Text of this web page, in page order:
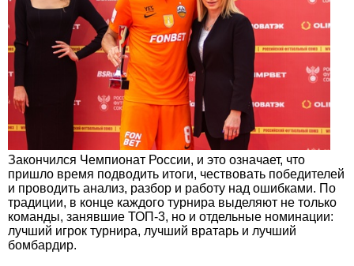
Закончился Чемпионат России, и это означает, что
пришло время подводить итоги, чествовать победителей
и проводить анализ, разбор и работу над ошибками. По
традиции, в конце каждого турнира выделяют не только
команды, занявшие ТОП-3, но и отдельные номинации:
лучший игрок турнира, лучший вратарь и лучший
бомбардир.